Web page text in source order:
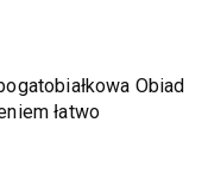
Obiad
łatwo